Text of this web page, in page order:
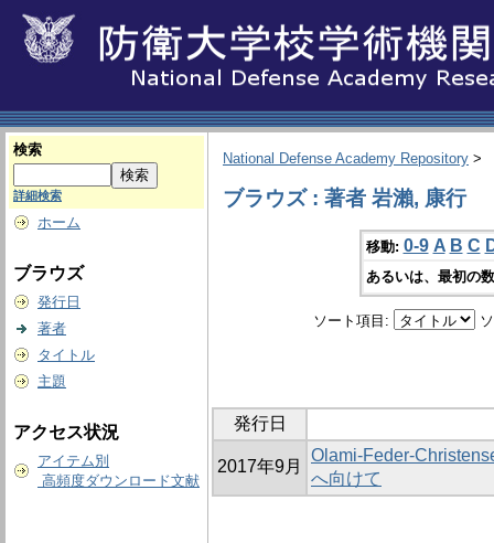
検索
詳細検索
ホーム
ブラウズ
発行日
著者
タイトル
主題
アクセス状況
アイテム別
高頻度ダウンロード文献
National Defense Academy Repository >
ブラウズ : 著者 岩瀨, 康行
移動: 0-9 A B C
あるいは、最初の
ソート項目:
発行日
2017年9月
Olami-Feder-
へ向けて